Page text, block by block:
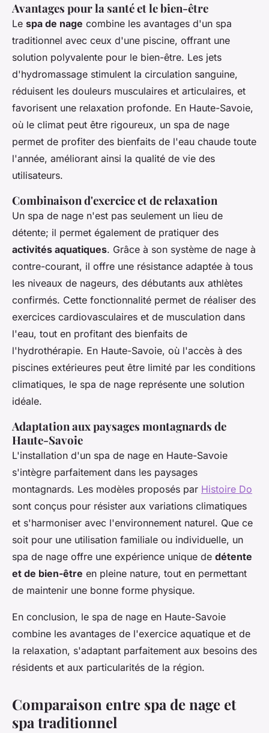
Avantages pour la santé et le bien-être
Le spa de nage combine les avantages d'un spa
traditionnel avec ceux d'une piscine, offrant une
solution polyvalente pour le bien-être. Les jets
d'hydromassage stimulent la circulation sanguine,
réduisent les douleurs musculaires et articulaires, et
favorisent une relaxation profonde. En Haute-Savoie,
où le climat peut être rigoureux, un spa de nage
permet de profiter des bienfaits de l'eau chaude toute
l'année, améliorant ainsi la qualité de vie des
utilisateurs.
Combinaison d'exercice et de relaxation
Un spa de nage n'est pas seulement un lieu de
détente; il permet également de pratiquer des
activités aquatiques. Grâce à son système de nage à
contre-courant, il offre une résistance adaptée à tous
les niveaux de nageurs, des débutants aux athlètes
confirmés. Cette fonctionnalité permet de réaliser des
exercices cardiovasculaires et de musculation dans
l'eau, tout en profitant des bienfaits de
l'hydrothérapie. En Haute-Savoie, où l'accès à des
piscines extérieures peut être limité par les conditions
climatiques, le spa de nage représente une solution
idéale.
Adaptation aux paysages montagnards de
Haute-Savoie
L'installation d'un spa de nage en Haute-Savoie
s'intègre parfaitement dans les paysages
montagnards. Les modèles proposés par Histoire Do
sont conçus pour résister aux variations climatiques
et s'harmoniser avec l'environnement naturel. Que ce
soit pour une utilisation familiale ou individuelle, un
spa de nage offre une expérience unique de détente
et de bien-être en pleine nature, tout en permettant
de maintenir une bonne forme physique.
En conclusion, le spa de nage en Haute-Savoie
combine les avantages de l'exercice aquatique et de
la relaxation, s'adaptant parfaitement aux besoins des
résidents et aux particularités de la région.
Comparaison entre spa de nage et
spa traditionnel